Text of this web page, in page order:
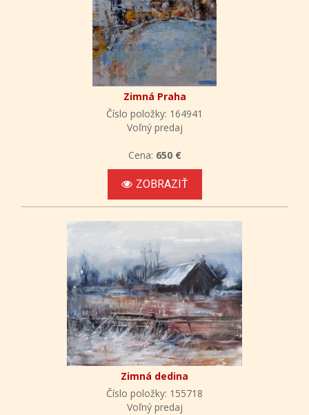
Zimná Praha
Číslo položky: 164941
Voľný predaj
Cena: 650 €
ZOBRAZIŤ
Zimná dedina
Číslo položky: 155718
Voľný predaj